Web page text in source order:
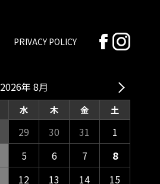
PRIVACY POLICY
2026年 8月
水 木 金 土
29 30 31
1
5 6 7
8
12 13 14 15